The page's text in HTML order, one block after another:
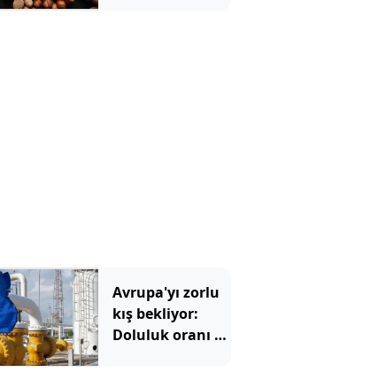
Avrupa'yı zorlu
kış bekliyor:
Doluluk oranı 15